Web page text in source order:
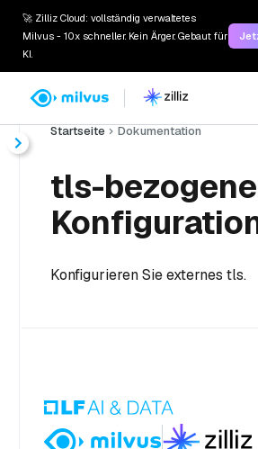
🚀 Zilliz Cloud: vollständig verwaltetes
Milvus - 10x schneller. Kein Ärger. Gebaut für
KI.
Startseite Dokumentation
tls-bezogene
Konfigurieren Sie externes tls.